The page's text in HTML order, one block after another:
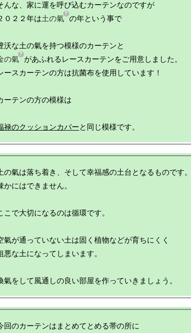
んな、家に運を呼び込むカーテンなのですが
０２２年は土の氣 の年という事で
の氣
があふれるレースカーテンをご用意しました。
ースカーテンの方は抗菌布を使用しています！
ーテンの方の模様は
禄のクッションカバー
の氣は落ち着き、そして幸福感の土台となるものです。
かにはできません。
こで大切になるのは循環です。
氣が通っていない土は固く植物などが育ちにくく
悪な土になってしまいます。
回のカーテンはまとめてとめる帯の所に